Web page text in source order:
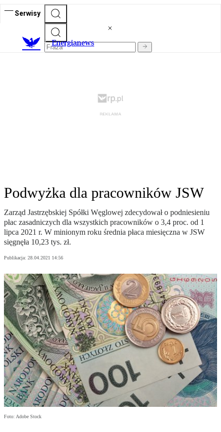
Serwisy
Energianews
Podwyżka dla pracowników JSW
Zarząd Jastrzębskiej Spółki Węglowej zdecydował o podniesieniu
płac zasadniczych dla wszystkich pracowników o 3,4 proc. od 1
lipca 2021 r. W minionym roku średnia płaca miesięczna w JSW
sięgnęła 10,23 tys. zł.
Publikacja: 28.04.2021 14:56
Foto: Adobe Stock